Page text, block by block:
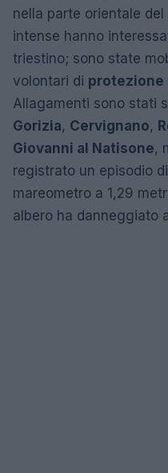
nella parte orientale
intense hanno
triestino; sono state
volontari di protezione
Allagamenti sono stati
Gorizia, Cervignano,
Giovanni al Natisone,
registrato un episodio di
mareometro a 1,29
albero ha danneggiato